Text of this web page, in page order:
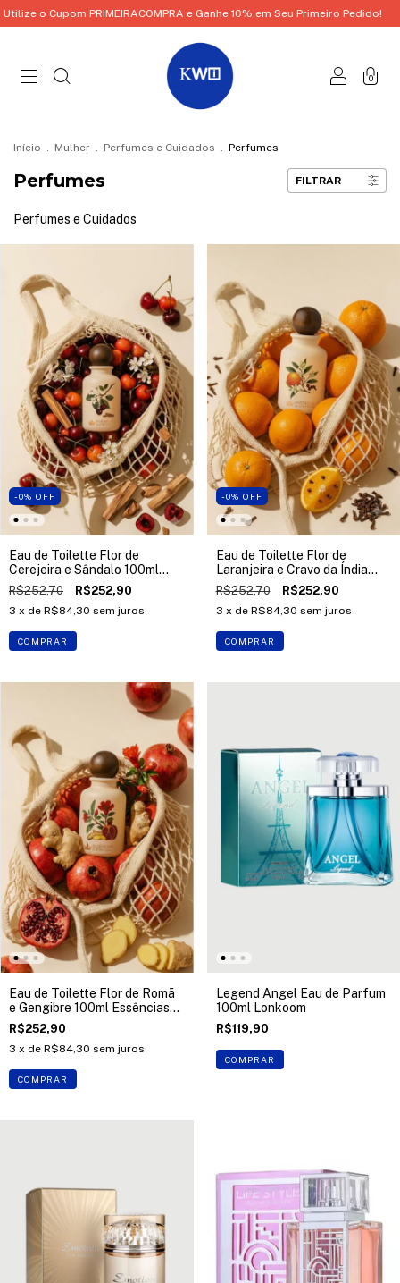
e Ganhe 10% em Seu Primeiro Pedido! Utilize o Cupom
0
Início . Mulher . Perfumes e Cuidados . Perfumes
Perfumes FILTRAR
Perfumes e Cuidados
-0% OFF
Eau de Toilette Flor de
Cerejeira e Sândalo 100ml
Essências de Portugal
R$252,70 R$252,90
3 x de R$84,30 sem juros
COMPRAR
-0% OFF
Eau de Toilette Flor de
Laranjeira e Cravo da Índia
100ml Essências de Portugal
R$252,70 R$252,90
3 x de R$84,30 sem juros
COMPRAR
Eau de Toilette Flor de Romã
e Gengibre 100ml Essências
de Portugal
R$252,90
3 x de R$84,30 sem juros
COMPRAR
Legend Angel Eau de Parfum
100ml Lonkoom
R$119,90
COMPRAR